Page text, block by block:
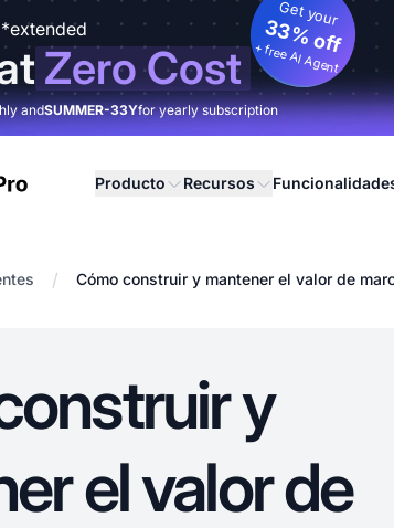
Zero Cost
Get your
33% off
+ free AI Agent
andSUMMER-33Yfor yearly subscription
Producto Recursos
/ Cómo construir y mantener el valor de
y
el valor de